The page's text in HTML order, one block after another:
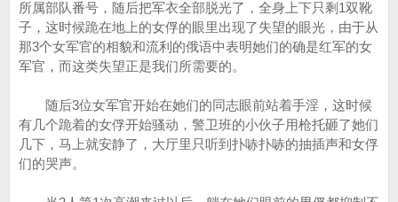
所属部队番号，随后把军衣全部脱光了，全身上下只剩1双靴
子，这时候跪在地上的女俘的眼里出现了失望的眼光，由于从
那3个女军官的相貌和流利的俄语中表明她们的确是红军的女
军官，而这类失望正是我们所需要的。
随后3位女军官开始在她们的同志眼前站着手淫，这时候
有几个跪着的女俘开始骚动，警卫班的小伙子用枪托砸了她们
几下，马上就安静了，大厅里只听到扑哧扑哧的抽插声和女俘
们的哭声。